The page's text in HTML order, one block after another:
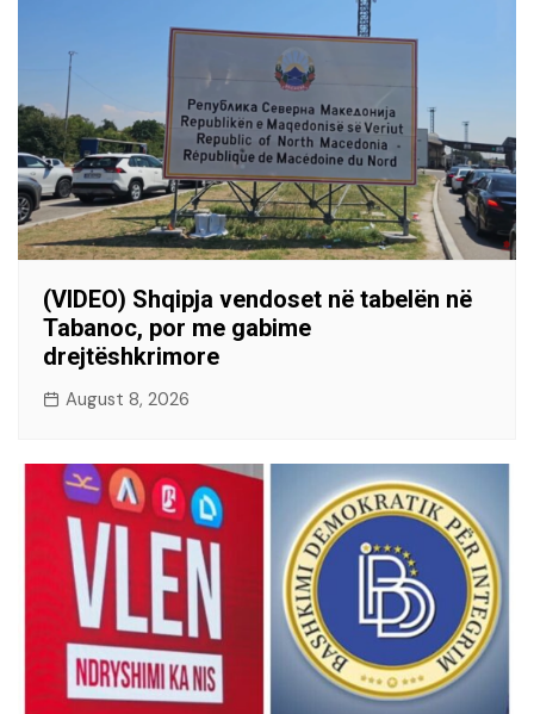
(VIDEO) Shqipja vendoset në tabelën në
Tabanoc, por me gabime
drejtëshkrimore
August 8, 2026